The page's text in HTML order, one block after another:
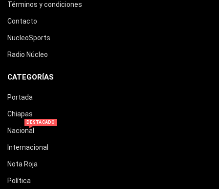
Términos y condiciones
Contacto
NucleoSports
Radio Núcleo
CATEGORÍAS
Portada
Chiapas
Nacional
DESTACADO
Internacional
Nota Roja
Política